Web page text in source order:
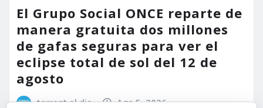
El Grupo Social ONCE reparte de
manera gratuita dos millones
de gafas seguras para ver el
eclipse total de sol del 12 de
agosto
torrent al dia Ago 5, 2026